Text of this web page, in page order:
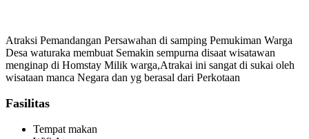
Atraksi Pemandangan Persawahan di samping Pemukiman Warga
Desa waturaka membuat Semakin sempurna disaat wisatawan
menginap di Homstay Milik warga,Atrakai ini sangat di sukai oleh
wisataan manca Negara dan yg berasal dari Perkotaan
Fasilitas
Tempat makan